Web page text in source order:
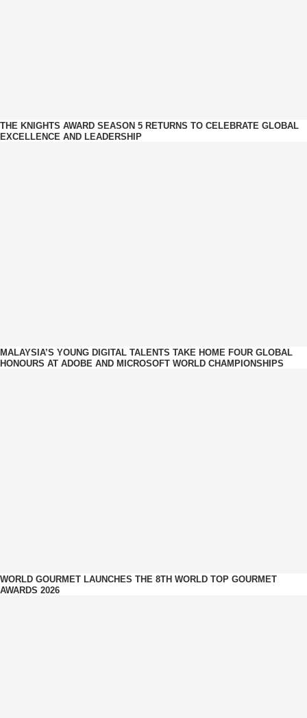
THE KNIGHTS AWARD SEASON 5 RETURNS TO CELEBRATE GLOBAL
EXCELLENCE AND LEADERSHIP
MALAYSIA’S YOUNG DIGITAL TALENTS TAKE HOME FOUR GLOBAL
HONOURS AT ADOBE AND MICROSOFT WORLD CHAMPIONSHIPS
WORLD GOURMET LAUNCHES THE 8TH WORLD TOP GOURMET
AWARDS 2026